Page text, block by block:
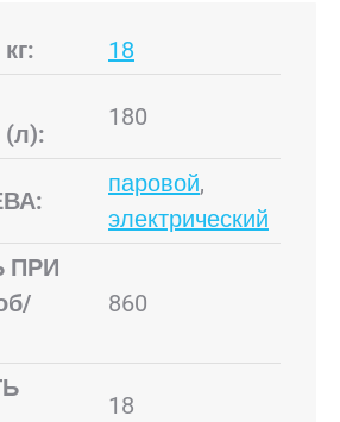
18
180
паровой,
электрический
ПРИ
860
18